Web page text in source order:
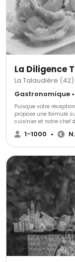
La Diligence
La Talaudière (42)
Puisque votre
propose une formule
cuisinier et notre chef
jour un instant
nos produits...
1-1000 •